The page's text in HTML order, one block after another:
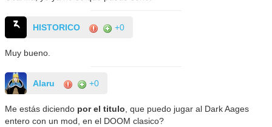
HISTORICO +0
Muy bueno.
Alaru +0
Me estás diciendo por el titulo, que puedo jugar al Dark Aages
entero con un mod, en el DOOM clasico?